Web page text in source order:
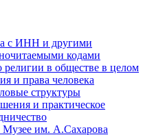
с ИНН и другими
кодами
религии в обществе в целом
и права человека
структуры
и практическое
им. А.Сахарова